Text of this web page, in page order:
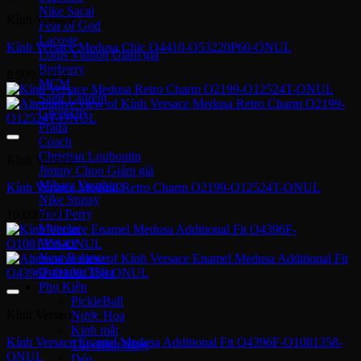
Nike Sacai
Fear of God
Lacoste
Louis Vuitton
Burberry
MCM
Saint Laurent
Givenchy
Prada
Coach
Christian Louboutin
Jimmy Choo
Mihara Yasuhiro
Nike Stussy
Fred Perry
Moncler
Versace
New Balance
Onitsuka Tiger
Phụ Kiện
PickleBall
Nước Hoa
Kinh mắt
Túi chính hãng
Kính Versace
Kính Versace Medusa Chic O4410-O53220P60-ONUL
8,900,000₫
Kính Versace
Kính Versace Medusa Retro Charm O2199-O12524T-ONUL
10,000,000₫
Kính Versace
Kính Versace Enamel Medusa Additional Fit O4396F-O1081358-
ONUL